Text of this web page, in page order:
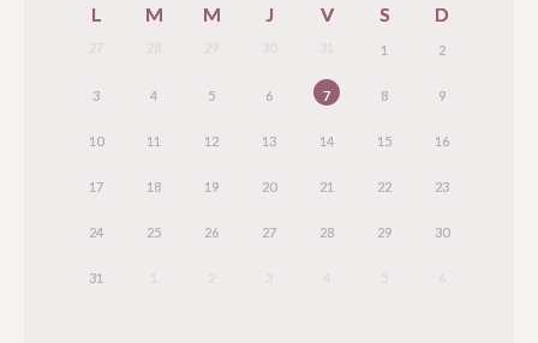
L M M J V S D
1 2
3 4 5 6 7 8 9
10 11 12 13 14 15 16
17 18 19 20 21 22 23
24 25 26 27 28 29 30
31